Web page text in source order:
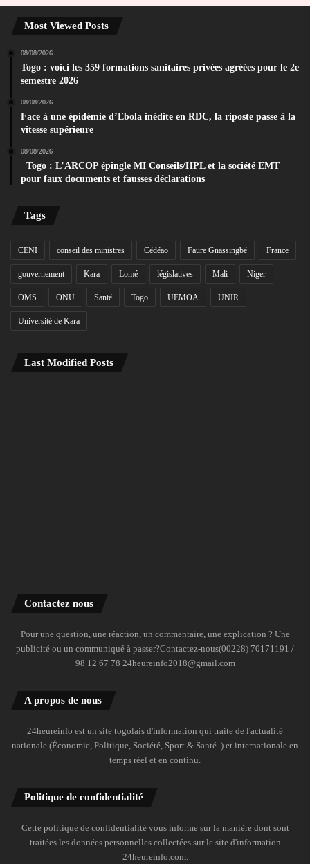
Most Viewed Posts
08/08/2026
Togo : voici les 359 formations sanitaires privées agréées pour le 2e
semestre 2026
08/08/2026
Face à une épidémie d’Ebola inédite en RDC, la riposte passe à la
vitesse supérieure
08/08/2026
Togo : L’ARCOP épingle MI Conseils/HPL et la société EMT
pour faux documents et fausses déclarations
Tags
CENI conseil des ministres Cédéao Faure Gnassingbé France
gouvernement Kara Lomé législatives Mali Niger
OMS ONU Santé Togo UEMOA UNIR
Université de Kara
Last Modified Posts
Contactez nous
Pour une question, une réaction, un commentaire, une explication ? Une
publicité ou un communiqué à passer?Contactez-nous(00228) 70171191 /
98 12 67 78 24heureinfo2018@gmail.com
A propos de nous
24heureinfo est un site togolais d'information qui traite de l'actualité
nationale (Économie, Politique, Société, Sport & Santé..) et internationale en
temps réel et en continu.
Politique de confidentialité
Cette politique de confidentialité vous informe sur la manière dont sont
traitées les données personnelles collectées sur le site d'information
24heureinfo.com.